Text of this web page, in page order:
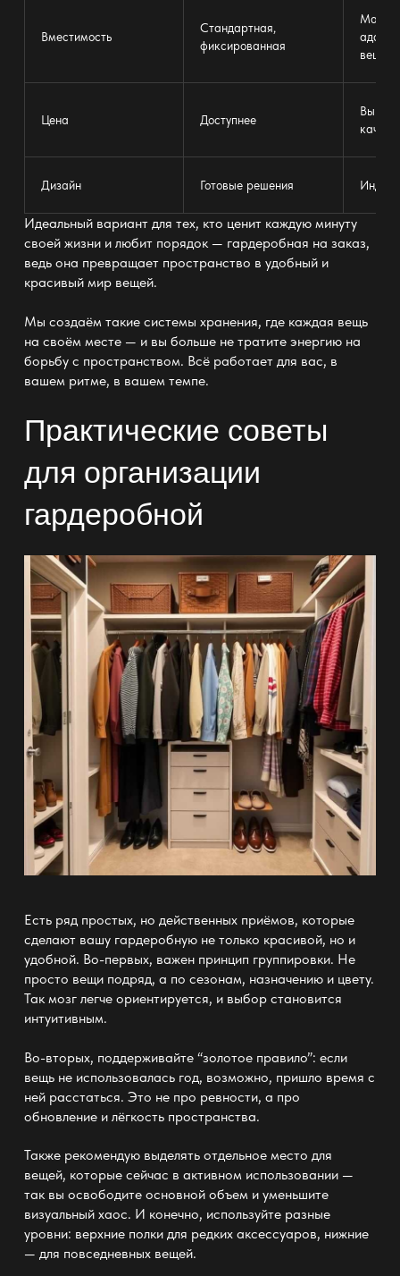
Вместимость
Стандартная,
фиксированная
вещи
Цена Доступнее
Выше,
Дизайн Готовые решения
Идеальный вариант для тех, кто ценит каждую минуту
своей жизни и любит порядок — гардеробная на заказ,
ведь она превращает пространство в удобный и
красивый мир вещей.
Мы создаём такие системы хранения, где каждая вещь
на своём месте — и вы больше не тратите энергию на
борьбу с пространством. Всё работает для вас, в
вашем ритме, в вашем темпе.
Практические советы
для организации
гардеробной
Есть ряд простых, но действенных приёмов, которые
сделают вашу гардеробнуюне только красивой, но и
удобной. Во-первых, важен принцип группировки. Не
просто вещи подряд, а по сезонам, назначению и цвету.
Так мозг легче ориентируется, и выбор становится
интуитивным.
Во-вторых, поддерживайте “золотое правило”: если
вещь не использовалась год, возможно, пришло время с
ней расстаться. Это не про ревности, а про
обновление и лёгкость пространства.
Также рекомендую выделять отдельное место для
вещей, которые сейчас в активном использовании —
так вы освободите основной объем и уменьшите
визуальный хаос. И конечно, используйте разные
уровни: верхние полки для редких аксессуаров, нижние
— для повседневных вещей.